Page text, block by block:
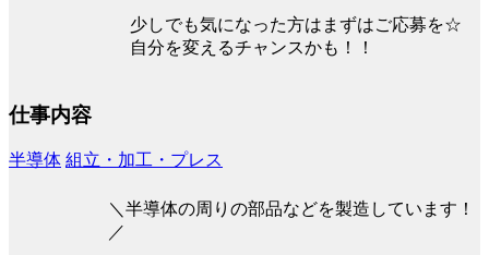
少しでも気になった方はまずはご応募を☆
自分を変えるチャンスかも！！
仕事内容
半導体 組立・加工・プレス
＼半導体の周りの部品などを製造しています！
／